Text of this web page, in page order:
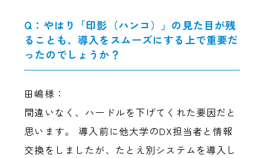
Q：やはり「印影（ハンコ）」の見た目が残
ることも、導入をスムーズにする上で重要だ
ったのでしょうか？
田嶋様：
間違いなく、ハードルを下げてくれた要因だと
思います。 導入前に他大学のDX担当者と情報
交換をしましたが、たとえ別システムを導入し